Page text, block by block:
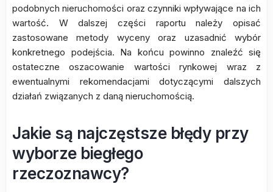
podobnych nieruchomości oraz czynniki wpływające na ich
wartość. W dalszej części raportu należy opisać
zastosowane metody wyceny oraz uzasadnić wybór
konkretnego podejścia. Na końcu powinno znaleźć się
ostateczne oszacowanie wartości rynkowej wraz z
ewentualnymi rekomendacjami dotyczącymi dalszych
działań związanych z daną nieruchomością.
Jakie są najczęstsze błędy przy
wyborze biegłego
rzeczoznawcy?